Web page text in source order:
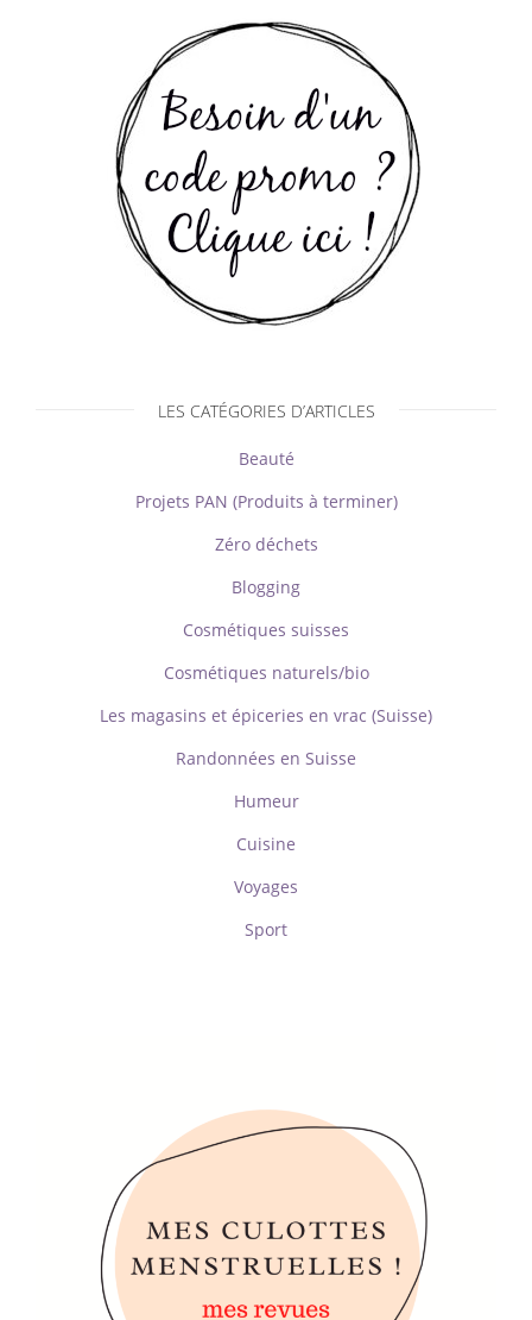
LES CATÉGORIES D’ARTICLES
Beauté
Projets PAN (Produits à terminer)
Zéro déchets
Blogging
Cosmétiques suisses
Cosmétiques naturels/bio
Les magasins et épiceries en vrac (Suisse)
Randonnées en Suisse
Humeur
Cuisine
Voyages
Sport